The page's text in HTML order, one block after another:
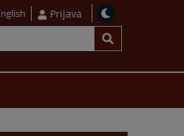
Prijava